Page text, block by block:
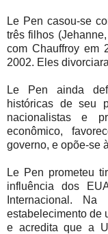
Le Pen casou-se
três filhos
com Chauffroy em
2002. Eles
Le Pen ainda
históricas de seu
nacionalistas e
econômico,
governo, e opõe-se
Le Pen prometeu
influência dos
Internacional.
estabelecimento de
e acredita que a